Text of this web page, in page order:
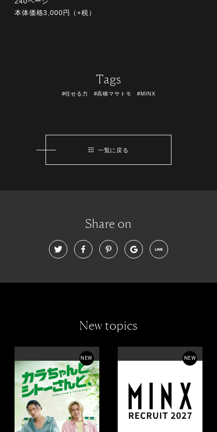
本体価格3,000円（+税）
Tags
#任せる力 #高橋マサトモ #MINX
一覧に戻る
Share on
New topics
NEW NEW